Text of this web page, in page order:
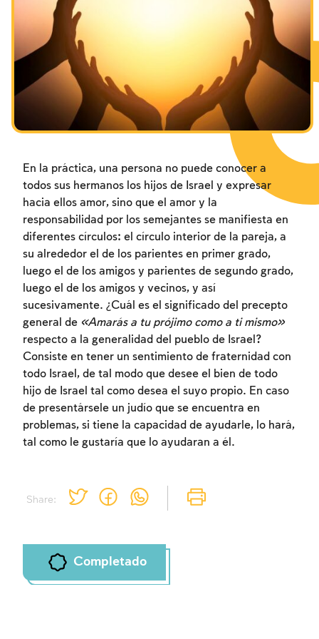
Los ayunos por la destrucción del Templo
Janucá
Purim
Share:
En la práctica, una persona no puede conocer a
todos sus hermanos los hijos de Israel y expresar
hacia ellos amor, sino que el amor y la
responsabilidad por los semejantes se manifiesta en
diferentes círculos: el círculo interior de la pareja, a
su alrededor el de los parientes en primer grado,
luego el de los amigos y parientes de segundo grado,
luego el de los amigos y vecinos, y así
sucesivamente. ¿Cuál es el significado del precepto
general de «Amarás a tu prójimo como a ti mismo»
respecto a la generalidad del pueblo de Israel?
Consiste en tener un sentimiento de fraternidad con
todo Israel, de tal modo que desee el bien de todo
hijo de Israel tal como desea el suyo propio. En caso
de presentársele un judío que se encuentra en
problemas, si tiene la capacidad de ayudarle, lo hará,
tal como le gustaría que lo ayudaran a él.
Completado
Inscripcion requerida
Para marcar lo estudiado debe conectarse
a su cuenta o inscribirse.